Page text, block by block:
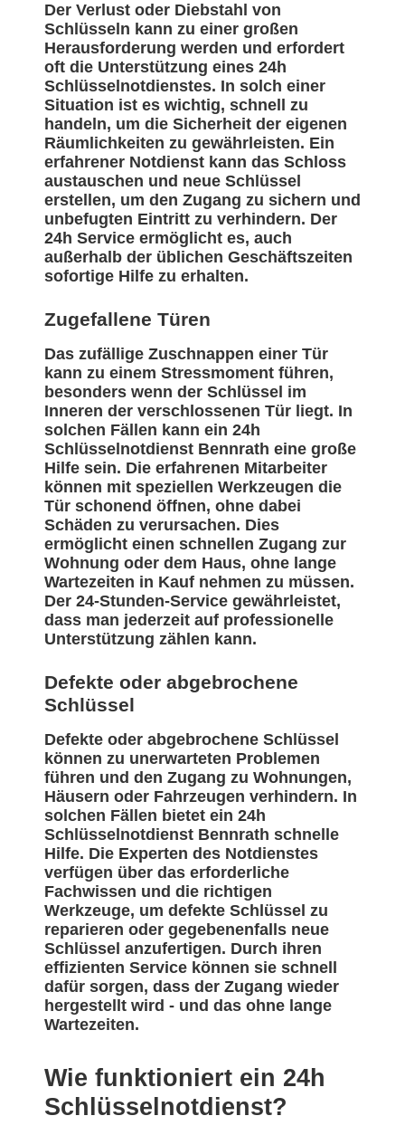
Der Verlust oder Diebstahl von
Schlüsseln kann zu einer großen
Herausforderung werden und erfordert
oft die Unterstützung eines 24h
Schlüsselnotdienstes. In solch einer
Situation ist es wichtig, schnell zu
handeln, um die Sicherheit der eigenen
Räumlichkeiten zu gewährleisten. Ein
erfahrener Notdienst kann das Schloss
austauschen und neue Schlüssel
erstellen, um den Zugang zu sichern und
unbefugten Eintritt zu verhindern. Der
24h Service ermöglicht es, auch
außerhalb der üblichen Geschäftszeiten
sofortige Hilfe zu erhalten.
Zugefallene Türen
Das zufällige Zuschnappen einer Tür
kann zu einem Stressmoment führen,
besonders wenn der Schlüssel im
Inneren der verschlossenen Tür liegt. In
solchen Fällen kann ein 24h
Schlüsselnotdienst Bennrath eine große
Hilfe sein. Die erfahrenen Mitarbeiter
können mit speziellen Werkzeugen die
Tür schonend öffnen, ohne dabei
Schäden zu verursachen. Dies
ermöglicht einen schnellen Zugang zur
Wohnung oder dem Haus, ohne lange
Wartezeiten in Kauf nehmen zu müssen.
Der 24-Stunden-Service gewährleistet,
dass man jederzeit auf professionelle
Unterstützung zählen kann.
Defekte oder abgebrochene
Schlüssel
Defekte oder abgebrochene Schlüssel
können zu unerwarteten Problemen
führen und den Zugang zu Wohnungen,
Häusern oder Fahrzeugen verhindern. In
solchen Fällen bietet ein 24h
Schlüsselnotdienst Bennrath schnelle
Hilfe. Die Experten des Notdienstes
verfügen über das erforderliche
Fachwissen und die richtigen
Werkzeuge, um defekte Schlüssel zu
reparieren oder gegebenenfalls neue
Schlüssel anzufertigen. Durch ihren
effizienten Service können sie schnell
dafür sorgen, dass der Zugang wieder
hergestellt wird - und das ohne lange
Wartezeiten.
Wie funktioniert ein 24h
Schlüsselnotdienst?